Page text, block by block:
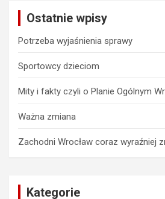
Ostatnie wpisy
Potrzeba wyjaśnienia sprawy
Sportowcy dzieciom
Mity i fakty czyli o Planie Ogólnym
Ważna zmiana
Zachodni Wrocław coraz wyraźniej
Kategorie